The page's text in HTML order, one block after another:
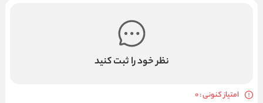
نظر خود را ثبت کنید
امتیاز کنونی : 0